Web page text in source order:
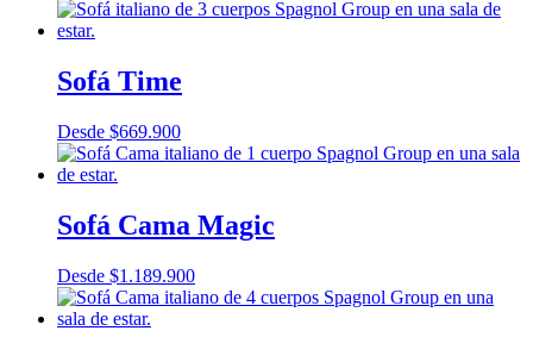
Sofá Time
Desde $669.900
Sofá Cama Magic
Desde $1.189.900